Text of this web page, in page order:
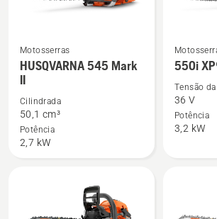
Ver
mais
detalhes
sobre
HUSQVARNA
545
Motosserras
HUSQVARNA 545 Mark
II
Cilindrada
50,1 cm³
Potência
2,7 kW
Ver
mais
detalhes
sobre
550i
550i
Tensão
36 V
Potência
3,2 kW